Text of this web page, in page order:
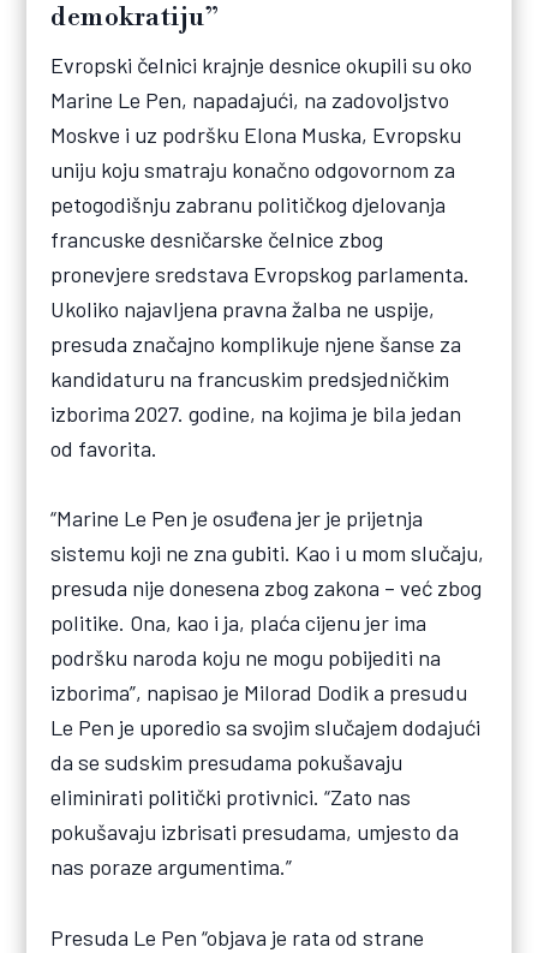
demokratiju”
Evropski čelnici krajnje desnice okupili su oko
Marine Le Pen, napadajući, na zadovoljstvo
Moskve i uz podršku Elona Muska, Evropsku
uniju koju smatraju konačno odgovornom za
petogodišnju zabranu političkog djelovanja
francuske desničarske čelnice zbog
pronevjere sredstava Evropskog parlamenta.
Ukoliko najavljena pravna žalba ne uspije,
presuda značajno komplikuje njene šanse za
kandidaturu na francuskim predsjedničkim
izborima 2027. godine, na kojima je bila jedan
od favorita.
“Marine Le Pen je osuđena jer je prijetnja
sistemu koji ne zna gubiti. Kao i u mom slučaju,
presuda nije donesena zbog zakona – već zbog
politike. Ona, kao i ja, plaća cijenu jer ima
podršku naroda koju ne mogu pobijediti na
izborima”, napisao je Milorad Dodik a presudu
Le Pen je uporedio sa svojim slučajem dodajući
da se sudskim presudama pokušavaju
eliminirati politički protivnici. “Zato nas
pokušavaju izbrisati presudama, umjesto da
nas poraze argumentima.”
Presuda Le Pen “objava je rata od strane